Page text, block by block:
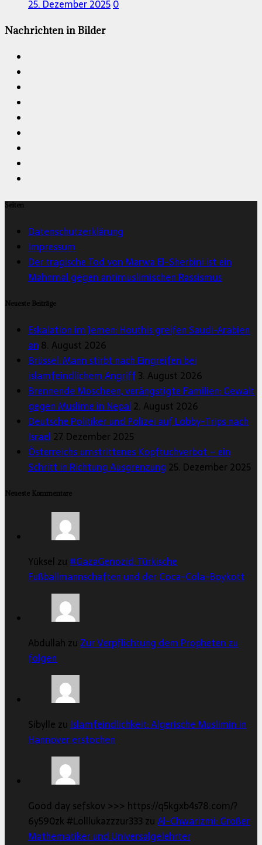
25. Dezember 20250
Nachrichten in Bilder
Seiten
Datenschutzerklärung
Impressum
Der tragische Tod von Marwa El-Sherbini ist ein
Mahnmal gegen antimuslimischen Rassismus
Neueste Beiträge
Eskalation im Jemen: Houthis greifen Saudi-Arabien
an8. August 2026
Brüssel: Mann stirbt nach Eingreifen bei
islamfeindlichem Angriff3. August 2026
Brennende Moscheen, verängstigte Familien: Gewalt
gegen Muslime in Nepal2. August 2026
Deutsche Politiker und Polizei auf Lobby-Trips nach
Israel27. Dezember 2025
Österreichs umstrittenes Kopftuchverbot – ein
Schritt in Richtung Ausgrenzung 25. Dezember 2025
Neueste Kommentare
Yüksel zu#GazaGenozid: Türkische
Fußballmannschaften und der Coca-Cola-Boykott
Abdullah zu Zur Verpflichtung dem Propheten zu
folgen
Sibylle zu Islamfeindlichkeit: Algerische Muslimin in
Hannover erstochen
Good day sefskov >>> https://q5kgxb4s78.com/?
6y590zk #Lolllukazzzur333 zuAl-Chwarizmi: Großer
Mathematiker und Universalgelehrter